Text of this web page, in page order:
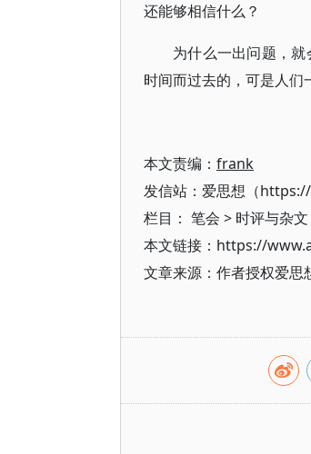
还能够相信什么？
为什么一出问题，
时间而过去的，可是人们
本文责编： frank
发信站：爱思想（
栏目： 笔会 > 时评与杂文
本文链接：https://
文章来源：作者授权爱